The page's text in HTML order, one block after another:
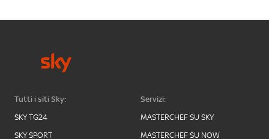
Tutti i siti Sky:
SKY TG24
SKY SPORT
Servizi:
MASTERCHEF SU SKY
MASTERCHEF SU NOW